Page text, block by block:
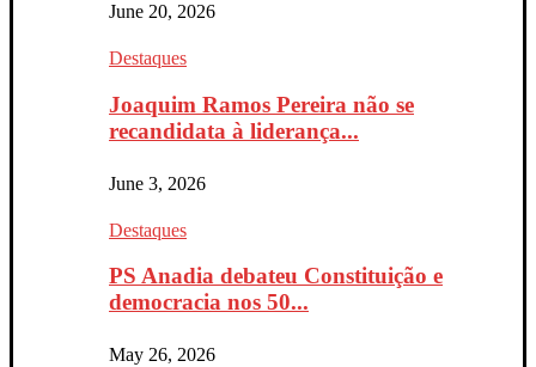
June 20, 2026
Destaques
Joaquim Ramos Pereira não se
recandidata à liderança...
June 3, 2026
Destaques
PS Anadia debateu Constituição e
democracia nos 50...
May 26, 2026